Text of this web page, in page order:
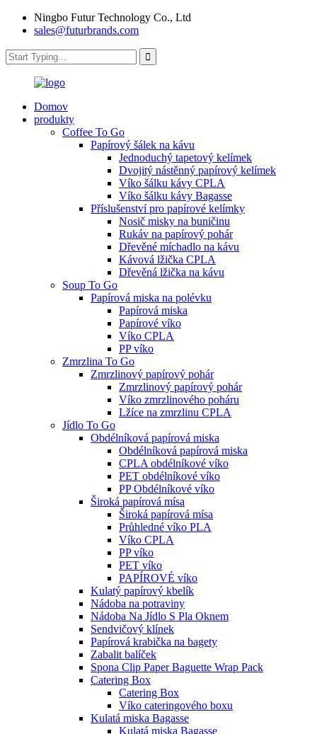
Ningbo Futur Technology Co., Ltd
sales@futurbrands.com
Domov
produkty
Coffee To Go
Papírový šálek na kávu
Jednoduchý tapetový kelímek
Dvojitý nástěnný papírový kelímek
Víko šálku kávy CPLA
Víko šálku kávy Bagasse
Příslušenství pro papírové kelímky
Nosič misky na buničinu
Rukáv na papírový pohár
Dřevěné míchadlo na kávu
Kávová lžička CPLA
Dřevěná lžička na kávu
Soup To Go
Papírová miska na polévku
Papírová miska
Papírové víko
Víko CPLA
PP víko
Zmrzlina To Go
Zmrzlinový papírový pohár
Zmrzlinový papírový pohár
Víko zmrzlinového poháru
Lžíce na zmrzlinu CPLA
Jídlo To Go
Obdélníková papírová miska
Obdélníková papírová miska
CPLA obdélníkové víko
PET obdélníkové víko
PP Obdélníkové víko
Široká papírová mísa
Široká papírová mísa
Průhledné víko PLA
Víko CPLA
PP víko
PET víko
PAPÍROVÉ víko
Kulatý papírový kbelík
Nádoba na potraviny
Nádoba Na Jídlo S Pla Oknem
Sendvičový klínek
Papírová krabička na bagety
Zabalit balíček
Spona Clip Paper Baguette Wrap Pack
Catering Box
Catering Box
Víko cateringového boxu
Kulatá miska Bagasse
Kulatá miska Bagasse